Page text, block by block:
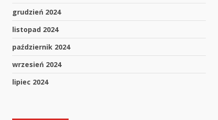
grudzień 2024
listopad 2024
październik 2024
wrzesień 2024
lipiec 2024